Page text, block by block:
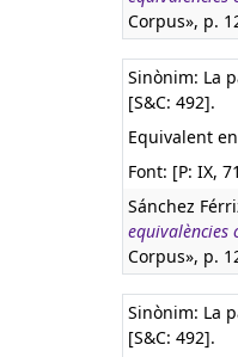
Corpus», p.
Sinònim: La
[S&C: 492].
Equivalent
Font: [P: IX,
Sánchez
equivalències
Corpus», p.
Sinònim: La
[S&C: 492].